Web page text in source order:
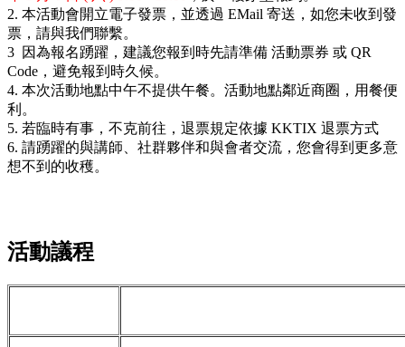
2. 本活動會開立電子發票，並透過 EMail 寄送，如您未收到發
票，請與我們聯繫。
3 因為報名踴躍，建議您報到時先請準備 活動票券 或 QR
Code，避免報到時久候。
4. 本次活動地點中午不提供午餐。活動地點鄰近商圈，用餐便
利。
5. 若臨時有事，不克前往，退票規定依據 KKTIX 退票方式
6. 請踴躍的與講師、社群夥伴和與會者交流，您會得到更多意
想不到的收穫。
活動議程